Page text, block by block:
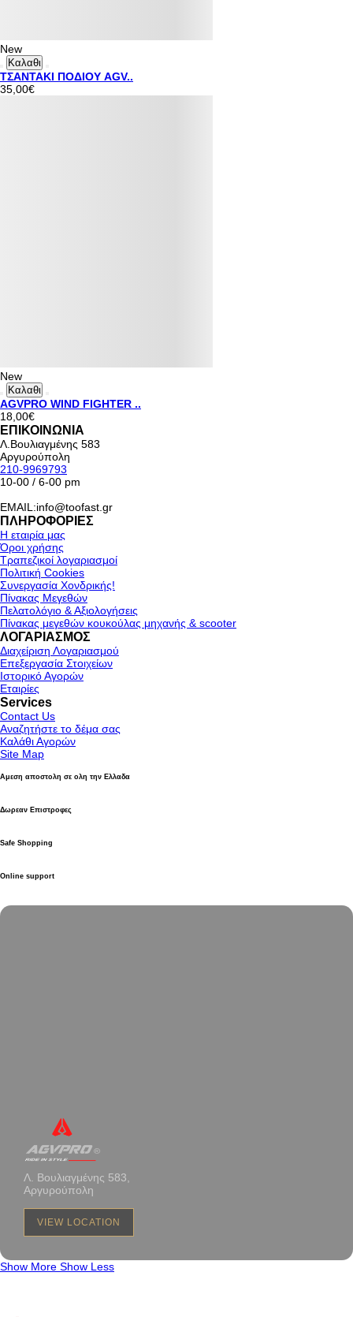
New
Καλαθι
ΤΣΑΝΤΑΚΙ ΠΟΔΙΟΥ AGV..
35,00€
New
Καλαθι
AGVPRO WIND FIGHTER ..
18,00€
ΕΠΙΚΟΙΝΩΝΙΑ
Λ.Βουλιαγμένης 583
Αργυρούπολη
210-9969793
10-00 / 6-00 pm
EMAIL:info@toofast.gr
ΠΛΗΡΟΦΟΡΙΕΣ
Η εταιρία μας
Όροι χρήσης
Τραπεζικοί λογαριασμοί
Πολιτική Cookies
Συνεργασία Χονδρικής!
Πίνακας Μεγεθών
Πελατολόγιο & Αξιολογήσεις
Πίνακας μεγεθών κουκούλας μηχανής & scooter
ΛΟΓΑΡΙΑΣΜΟΣ
Διαχείριση Λογαριασμού
Επεξεργασία Στοιχείων
Ιστορικό Αγορών
Εταιρίες
Services
Contact Us
Αναζητήστε το δέμα σας
Καλάθι Αγορών
Site Map
Αμεση αποστολη σε ολη την Ελλαδα
Δωρεαν Επιστροφες
Safe Shopping
Online support
Λ. Βουλιαγμένης 583,
Αργυρούπολη
VIEW LOCATION
Show More Show Less